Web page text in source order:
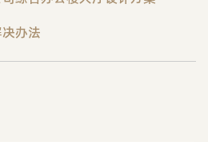
办法